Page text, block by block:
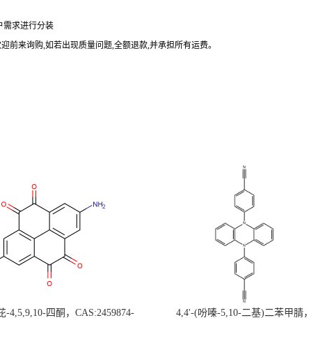
需求进行分装
前来询购,如若出现质量问题,全额退款,并承担所有运费。
-4,5,9,10-四酮，CAS:2459874-
4,4'-(吩嗪-5,10-二基)二苯甲腈，